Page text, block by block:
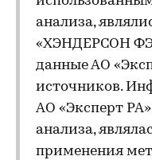
анализа,
«ХЭНДЕРСОН
данные АО
источников.
АО «Эксперт
анализа,
применения